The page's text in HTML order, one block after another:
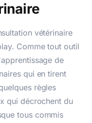
vétérinaire
Comme tout outil
de
qui en tirent
règles
qui décrochent du
tous commis